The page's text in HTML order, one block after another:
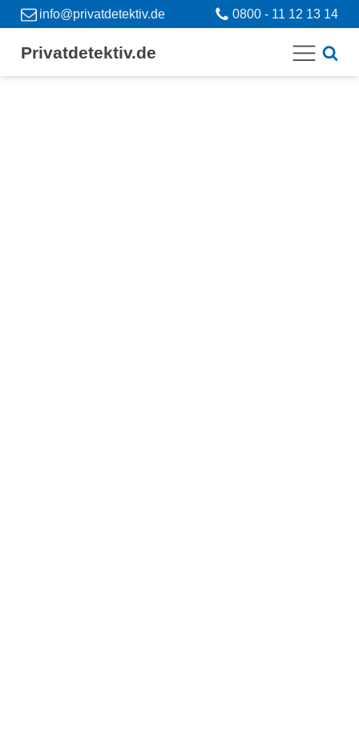
info@privatdetektiv.de 0800 - 11 12 13 14
Privatdetektiv.de